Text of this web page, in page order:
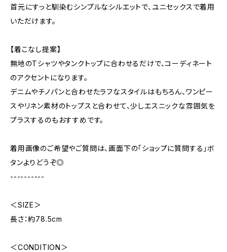
首元にすっと馴染むシンプルなシルエットで、ユニセックスで着用
いただけます。
【着こなし提案】
無地のTシャツやタンクトップに合わせるだけで、コーディネート
のアクセントになります。
デニムやチノパンと合わせたラフなスタイルはもちろん、ワンピー
スやリネン素材のトップスと合わせて、少しエスニックな雰囲気を
プラスするのもおすすめです。
着用画像のご希望やご質問は、画面下の「ショップに質問する」ボ
タンよりどうぞ◎
----------
＜SIZE＞
長さ：約78.5cm
＜CONDITION＞